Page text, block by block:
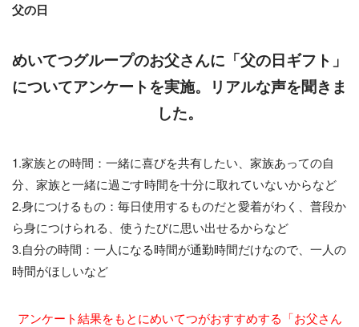
父の日
めいてつグループのお父さんに「父の日ギフト」
についてアンケートを実施。リアルな声を聞きま
した。
1.家族との時間：一緒に喜びを共有したい、家族あっての自
分、家族と一緒に過ごす時間を十分に取れていないからなど
2.身につけるもの：毎日使用するものだと愛着がわく、普段か
ら身につけられる、使うたびに思い出せるからなど
3.自分の時間：一人になる時間が通勤時間だけなので、一人の
時間がほしいなど
アンケート結果をもとにめいてつがおすすめする「お父さん